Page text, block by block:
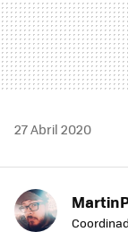
27 Abril 2020